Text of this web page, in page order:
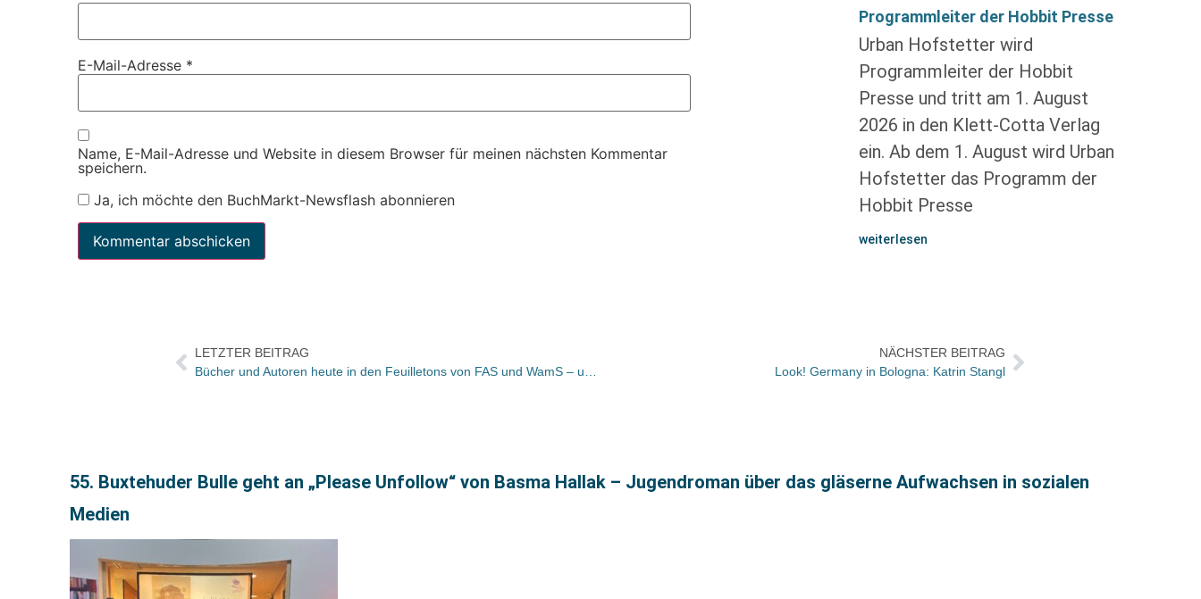
E-Mail-Adresse *
Name, E-Mail-Adresse und Website in diesem Browser für meinen nächsten Kommentar
speichern.
Ja, ich möchte den BuchMarkt-Newsflash abonnieren
Programmleiter der Hobbit Presse
Urban Hofstetter wird
Programmleiter der Hobbit
Presse und tritt am 1. August
2026 in den Klett-Cotta Verlag
ein. Ab dem 1. August wird Urban
Hofstetter das Programm der
Hobbit Presse
weiterlesen
LETZTER BEITRAG
NÄCHSTER BEITRAG
Look! Germany in Bologna: Katrin Stangl
55. Buxtehuder Bulle geht an „Please Unfollow“ von Basma Hallak – Jugendroman über das gläserne Aufwachsen in sozialen
Medien